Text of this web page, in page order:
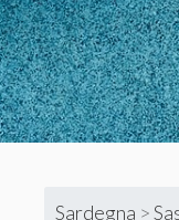
Sardegna >